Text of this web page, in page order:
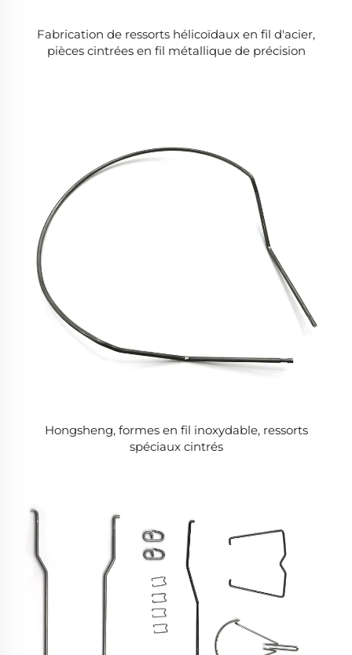
Fabrication de ressorts hélicoïdaux en fil d'acier,
pièces cintrées en fil métallique de précision
Hongsheng, formes en fil inoxydable, ressorts
spéciaux cintrés